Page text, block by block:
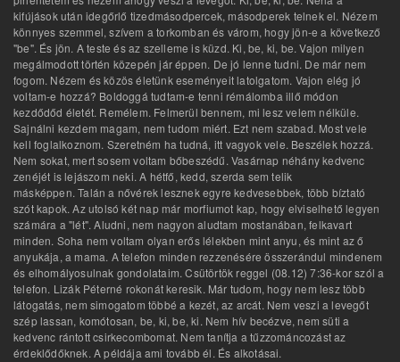
kifújások után idegőrlő tizedmásodpercek, másodperek telnek el. Nézem
könnyes szemmel, szívem a torkomban és várom, hogy jön-e a következő
"be". És jön. A teste és az szelleme is küzd. Ki, be, ki, be. Vajon milyen
megálmodott történ közepén jár éppen. De jó lenne tudni. De már nem
fogom. Nézem és közös életünk eseményeit latolgatom. Vajon elég jó
voltam-e hozzá? Boldoggá tudtam-e tenni rémálomba illő módon
kezdődőd életét. Remélem. Felmerül bennem, mi lesz velem nélküle.
Sajnálni kezdem magam, nem tudom miért. Ezt nem szabad. Most vele
kell foglalkoznom. Szeretném ha tudná, itt vagyok vele. Beszélek hozzá.
Nem sokat, mert sosem voltam bőbeszédű. Vasárnap néhány kedvenc
zenéjét is lejászom neki. A hétfő, kedd, szerda sem telik
másképpen. Talán a nővérek lesznek egyre kedvesebbek, több bíztató
szót kapok. Az utolsó két nap már morfiumot kap, hogy elviselhető legyen
számára a "lét". Aludni, nem nagyon aludtam mostanában, felkavart
minden. Soha nem voltam olyan erős lélekben mint anyu, és mint az ő
anyukája, a mama. A telefon minden rezzenésére összerándul mindenem
és elhomályosulnak gondolataim. Csütörtök reggel (08.12) 7:36-kor szól a
telefon. Lizák Péterné rokonát keresik. Már tudom, hogy nem lesz több
látogatás, nem simogatom többé a kezét, az arcát. Nem veszi a levegőt
szép lassan, komótosan, be, ki, be, ki. Nem hív becézve, nem süti a
kedvenc rántott csirkecombomat. Nem tanítja a tűzzománcozást az
érdeklődőknek. A példája ami tovább él. És alkotásai.